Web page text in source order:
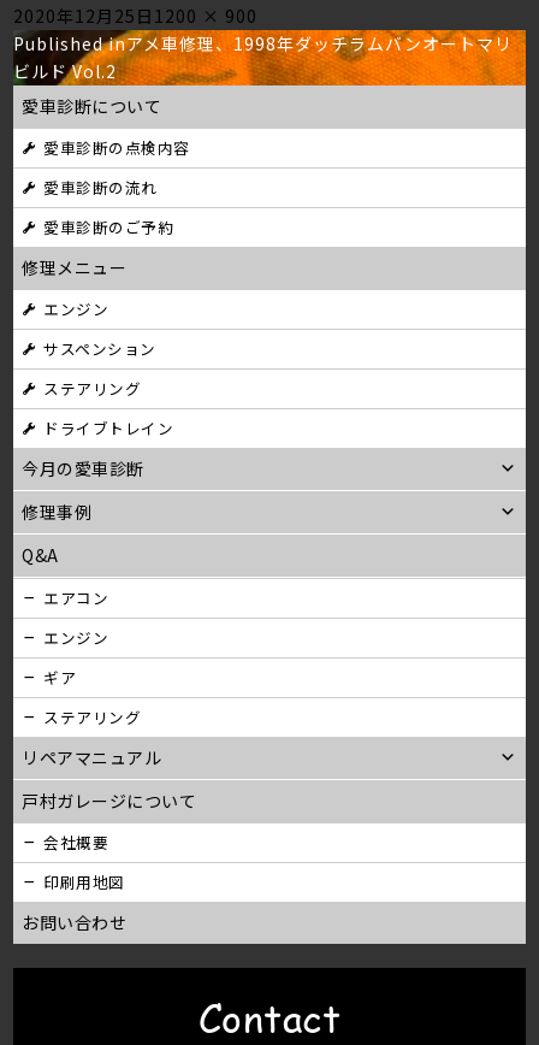
Posted
on
2020年12月25日 Full
size
1200 × 900
投
稿
ナ
ビ
ゲ
ー
シ
ョ
ン
Published inアメ車修理、1998年ダッチラムバンオートマリ
ビルド Vol.2
愛車診断について
愛車診断の点検内容
愛車診断の流れ
愛車診断のご予約
修理メニュー
エンジン
サスペンション
ステアリング
ドライブトレイン
今月の愛車診断
修理事例
Q&A
エアコン
エンジン
ギア
ステアリング
リペアマニュアル
戸村ガレージについて
会社概要
印刷用地図
お問い合わせ
Contact